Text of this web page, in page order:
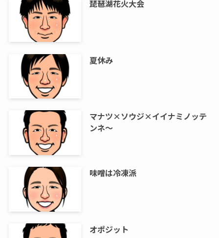
琵琶湖花火大会
夏休み
マナツ×ソウジ×イイナミノッテ
ンネ～
味噌は冷凍派
オポジット